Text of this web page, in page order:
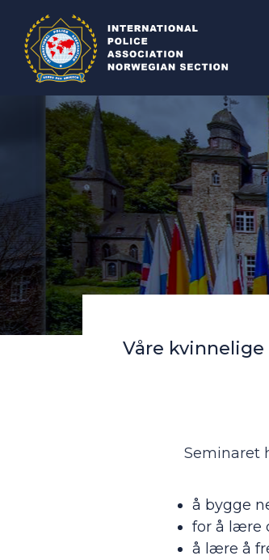
Våre kvinnelige
Seminaret
å bygge
for å lære
å lære å